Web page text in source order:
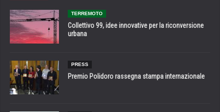
TERREMOTO
Collettivo 99, idee innovative per la riconversione
urbana
PRESS
Premio Polidoro rassegna stampa internazionale